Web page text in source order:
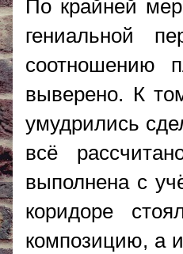
По крайней
гениальной
соотношению
выверено. К
умудрились
всё
выполнена с
коридоре
композицию, а